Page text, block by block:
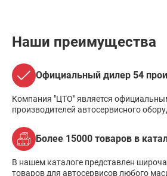
Наши преимущества
Официальный дилер 54
Компания "ЦТО" является
производителей автосервисного
Более 15000 товаров в
В нашем каталоге представлен
товаров для автосервисов любого